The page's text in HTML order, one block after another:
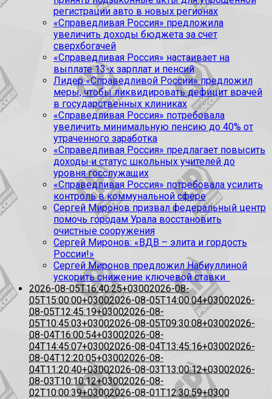
регистрации авто в новых регионах
«Справедливая Россия» предложила
увеличить доходы бюджета за счет
сверхбогачей
«Справедливая Россия» настаивает на
выплате 13-х зарплат и пенсий
Лидер «Справедливой России» предложил
меры, чтобы ликвидировать дефицит врачей
в государственных клиниках
«Справедливая Россия» потребовала
увеличить минимальную пенсию до 40% от
утраченного заработка
«Справедливая Россия» предлагает повысить
доходы и статус школьных учителей до
уровня госслужащих
«Справедливая Россия» потребовала усилить
контроль в коммунальной сфере
Сергей Миронов призвал федеральный центр
помочь городам Урала восстановить
очистные сооружения
Сергей Миронов: «ВДВ – элита и гордость
России!»
Сергей Миронов предложил Набиуллиной
ускорить снижение ключевой ставки
2026-08-05T16:40:25+03002026-08-
05T15:00:00+03002026-08-05T14:00:04+03002026-
08-05T12:45:19+03002026-08-
05T10:45:03+03002026-08-05T09:30:08+03002026-
08-04T16:00:54+03002026-08-
04T14:45:07+03002026-08-04T13:45:16+03002026-
08-04T12:20:05+03002026-08-
04T11:20:40+03002026-08-03T13:00:12+03002026-
08-03T10:10:12+03002026-08-
02T10:00:39+03002026-08-01T12:30:59+0300